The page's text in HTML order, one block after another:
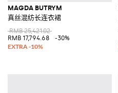
MAGDA BUTRYM
真丝混纺长连衣裙
RMB 25,421.02
RMB 17,794.68
-30%